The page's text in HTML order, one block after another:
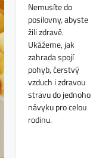
Nemusíte do
posilovny, abyste
žili zdravě.
Ukážeme, jak
zahrada spojí
pohyb, čerstvý
vzduch i zdravou
stravu do jednoho
návyku pro celou
rodinu.